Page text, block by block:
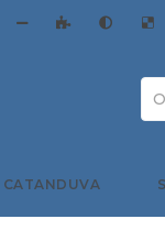
CATANDUVA